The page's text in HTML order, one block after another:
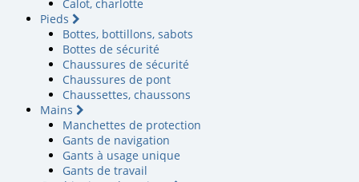
Calot, charlotte
Pieds
Bottes, bottillons, sabots
Bottes de sécurité
Chaussures de sécurité
Chaussures de pont
Chaussettes, chaussons
Mains
Manchettes de protection
Gants de navigation
Gants à usage unique
Gants de travail